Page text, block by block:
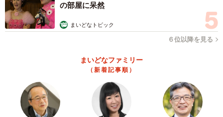
の部屋に呆然
まいどなトピック
６位以降を見る
まいどなファミリー
（新着記事順）